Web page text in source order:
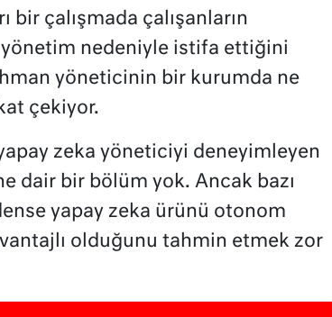
bir çalışmada çalışanların
yönetim nedeniyle istifa ettiğini
yöneticinin bir kurumda ne
çekiyor.
zeka yöneticiyi deneyimleyen
dair bir bölüm yok. Ancak bazı
yapay zeka ürünü otonom
olduğunu tahmin etmek zor